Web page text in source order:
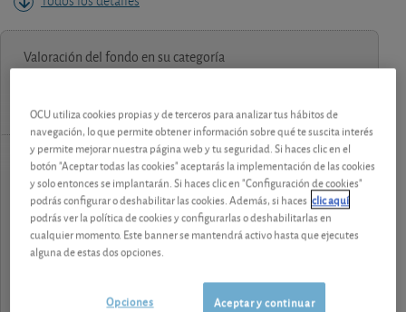
Valoración del fondo en su categoría
contenido premium
Los análisis y consejos de nuestros expertos están
reservados a los socios.
¡Pruebe 1 mes Gratis!
OCU utiliza cookies propias y de terceros para analizar tus hábitos de
navegación, lo que permite obtener información sobre qué te suscita interés
y permite mejorar nuestra página web y tu seguridad. Si haces clic en el
botón "Aceptar todas las cookies" aceptarás la implementación de las cookies
y solo entonces se implantarán. Si haces clic en "Configuración de cookies"
podrás configurar o deshabilitar las cookies. Además, si haces clic aquí
podrás ver la política de cookies y configurarlas o deshabilitarlas en
cualquier momento. Este banner se mantendrá activo hasta que ejecutes
alguna de estas dos opciones.
Aceptar y continuar
Opciones